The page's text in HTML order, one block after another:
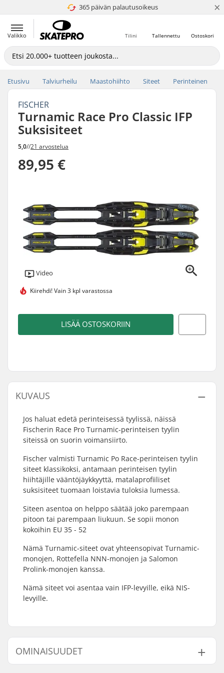
365 päivän palautusoikeus
4.8 / 5 ×
Valikko Ostoskori
Tallennettu
Tilini
Etusivu Talviurheilu Maastohiihto Siteet Perinteinen
FISCHER
Turnamic Race Pro Classic IFP
Suksisiteet
5,0//21 arvostelua
89,95 €
Video
Kiirehdi!Vain 3 kpl varastossa
LISÄÄ OSTOSKORIIN
KUVAUS
Jos haluat edetä perinteisessä tyylissä, näissä
Fischerin Race Pro Turnamic-perinteisen tyylin
siteissä on suorin voimansiirto.
Fischer valmisti Turnamic Po Race-perinteisen tyylin
siteet klassikoksi, antamaan perinteisen tyylin
hiihtäjille vääntöjäykkyyttä, matalaprofiiliset
suksisiteet tuomaan loistavia tuloksia lumessa.
Siteen asentoa on helppo säätää joko parempaan
pitoon tai parempaan liukuun. Se sopii monon
kokoihin EU 35 - 52
Nämä Turnamic-siteet ovat yhteensopivat Turnamic-
monojen, Rottefella NNN-monojen ja Salomon
Prolink-monojen kanssa.
Nämä siteet voi asentaa vain IFP-levyille, eikä NIS-
levyille.
OMINAISUUDET